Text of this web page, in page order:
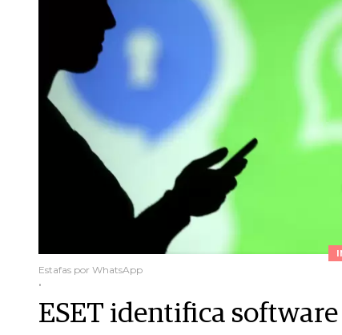
Estafas por WhatsApp
.
ESET identifica software